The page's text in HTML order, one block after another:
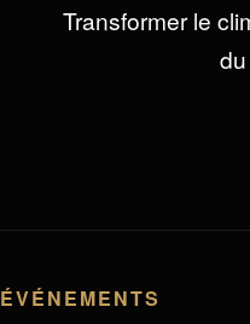
Transformer le
ÉVÉNEMENTS